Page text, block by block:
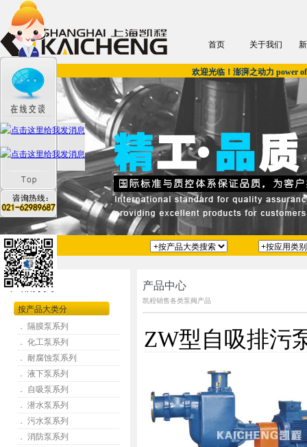
首页 关于我们
欢迎光临！澎湃之动力 power
产品分类
按产品大类分
． 隔膜泵系列
． 化工泵系列
． 耐腐蚀泵系列
． 液下泵系列
． 自吸泵系列
． 潜水泵系列
． 污水泵系列
． 消防泵系列
产品中心
凯程销售各类泵阀产品
ZW型自吸排污